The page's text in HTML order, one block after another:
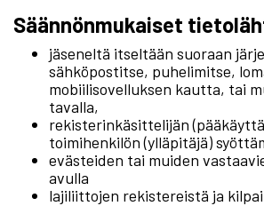
Säännönmukaiset
jäseneltä itseltään suoraan
sähköpostitse, puhelimitse,
mobiilisovelluksen kautta, tai
tavalla,
rekisterinkäsittelijän
toimihenkilön (ylläpitäjä)
evästeiden tai muiden
avulla
lajiliittojen rekistereistä ja